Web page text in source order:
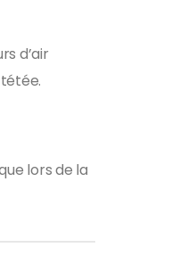
d’air
lors de la